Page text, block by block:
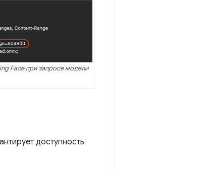
Face при запросе модели
доступность